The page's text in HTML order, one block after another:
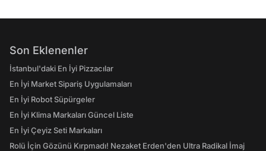
Son Eklenenler
İstanbul'daki En İyi Pizzacılar
En İyi Market Sipariş Uygulamaları
En İyi Robot Süpürgeler
En İyi Klima Markaları Güncel Liste
En İyi Çeyiz Seti Markaları
Rolü İçin Gözünü Kırpmadı! Nezaket Erden'den Ultra Radikal İmaj